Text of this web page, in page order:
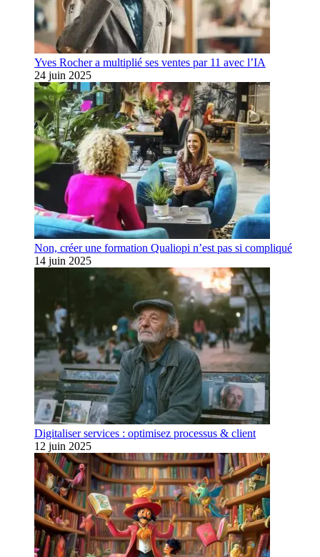
Yves Rocher a multiplié ses ventes par 11 avec l’IA
24 juin 2025
Non, créer une formation Qualiopi n’est pas si compliqué
14 juin 2025
Digitaliser services : optimisez processus & client
12 juin 2025